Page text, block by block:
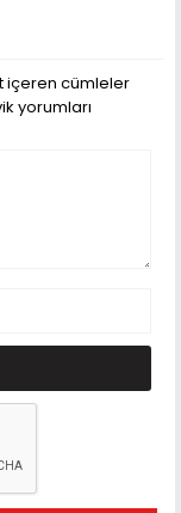
içeren cümleler
yorumları